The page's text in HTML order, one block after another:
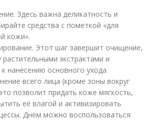
Здесь важна деликатность и
средства с пометкой «для
кожи».
Этот шаг завершит очищение,
экстрактами и
нанесению основного ухода.
всего лица (кроме зоны вокруг
позволит придать коже мягкость,
её влагой и активизировать
Днём можно воспользоваться